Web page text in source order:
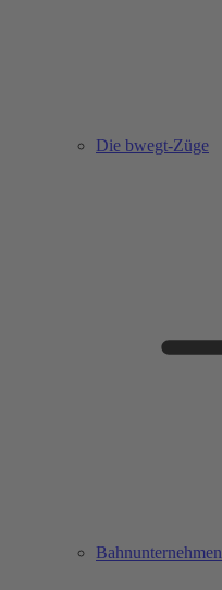
Die bwegt-Züge
Bahnunternehmen